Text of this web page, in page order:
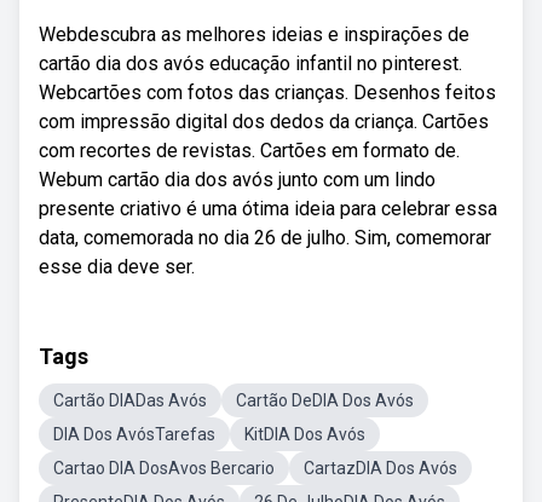
Webdescubra as melhores ideias e inspirações de
cartão dia dos avós educação infantil no pinterest.
Webcartões com fotos das crianças. Desenhos feitos
com impressão digital dos dedos da criança. Cartões
com recortes de revistas. Cartões em formato de.
Webum cartão dia dos avós junto com um lindo
presente criativo é uma ótima ideia para celebrar essa
data, comemorada no dia 26 de julho. Sim, comemorar
esse dia deve ser.
Tags
Cartão DIADas Avós
Cartão DeDIA Dos Avós
DIA Dos AvósTarefas
KitDIA Dos Avós
Cartao DIA DosAvos Bercario
CartazDIA Dos Avós